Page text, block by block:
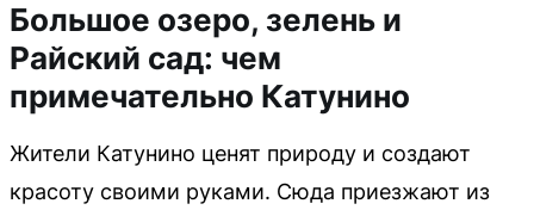
Большое озеро, зелень и
Райский сад: чем
примечательно Катунино
Жители Катунино ценят природу и создают
красоту своими руками. Сюда приезжают из